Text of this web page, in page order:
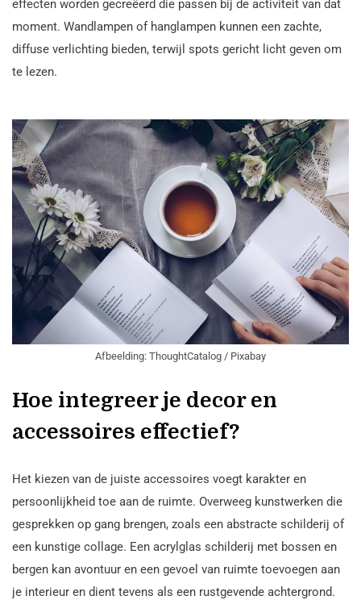
effecten worden gecreëerd die passen bij de activiteit van dat
moment. Wandlampen of hanglampen kunnen een zachte,
diffuse verlichting bieden, terwijl spots gericht licht geven om
te lezen.
Afbeelding: ThoughtCatalog / Pixabay
Hoe integreer je decor en
accessoires effectief?
Het kiezen van de juiste accessoires voegt karakter en
persoonlijkheid toe aan de ruimte. Overweeg kunstwerken die
gesprekken op gang brengen, zoals een abstracte schilderij of
een kunstige collage. Een acrylglas schilderij met bossen en
bergen kan avontuur en een gevoel van ruimte toevoegen aan
je interieur en dient tevens als een rustgevende achtergrond.